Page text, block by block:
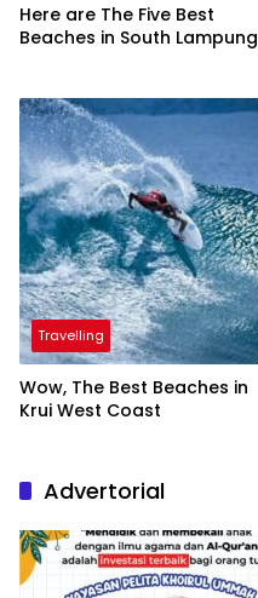
Here are The Five Best
Beaches in South Lampung
Travelling
Wow, The Best Beaches in
Krui West Coast
Advertorial